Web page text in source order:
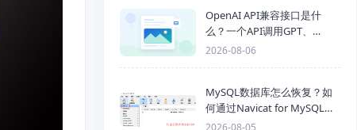
OpenAI API兼容接口是什
么？一个API调用GPT、
Claude、Gemini、DeepSeek
2026-08-06
MySQL数据库怎么恢复？如
何通过Navicat for MySQL导
入SQL备份文件
2026-08-05